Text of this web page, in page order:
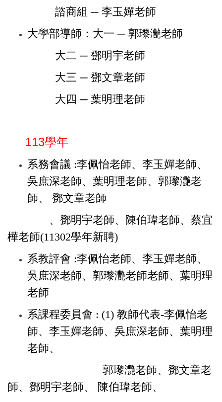
諮商組 ─ 李玉嬋老師
大學部導師：大一 ─ 郭瓈灔老師
大二 ─ 鄧明宇老師
大三 ─ 鄧文章老師
大四 ─ 葉明理老師
113學年
系務會議 :李佩怡老師、李玉嬋老師、
吳庶深老師、葉明理老師、 郭瓈灧老
師、
鄧文章老師
、鄧明宇老師、陳伯瑋老師、蔡宜
樺老師(11302學年新聘)
系教評會 :李佩怡老師、李玉嬋老師、
吳庶深老師、 郭瓈灧老師老師、 葉明理
老師
系課程委員會 : (1) 教師代表-李佩怡老
師、李玉嬋老師、吳庶深老師、 葉明理
老師、
郭瓈灧老師、鄧文章老
師、鄧明宇老師、
陳伯瑋老師、